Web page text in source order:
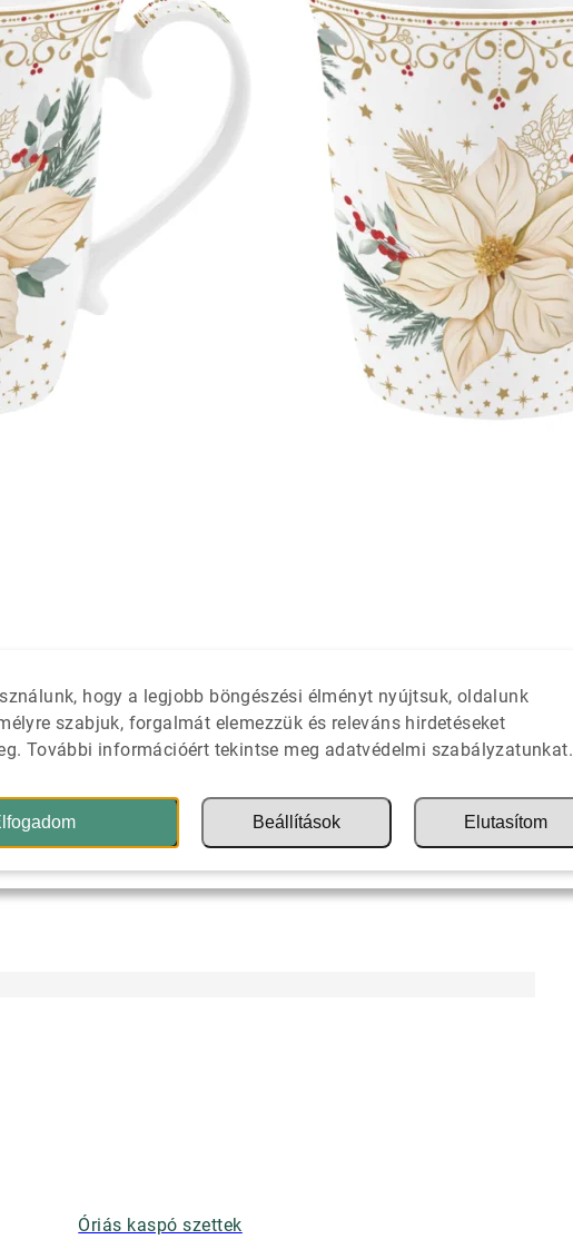
és
Óriás kaspó szettek
hogy a legjobb böngészési élményt nyújtsuk, oldalunk
szabjuk, forgalmát elemezzük és releváns hirdetéseket
További információért tekintse meg adatvédelmi szabályzatunkat.
Beállítások Elutasítom